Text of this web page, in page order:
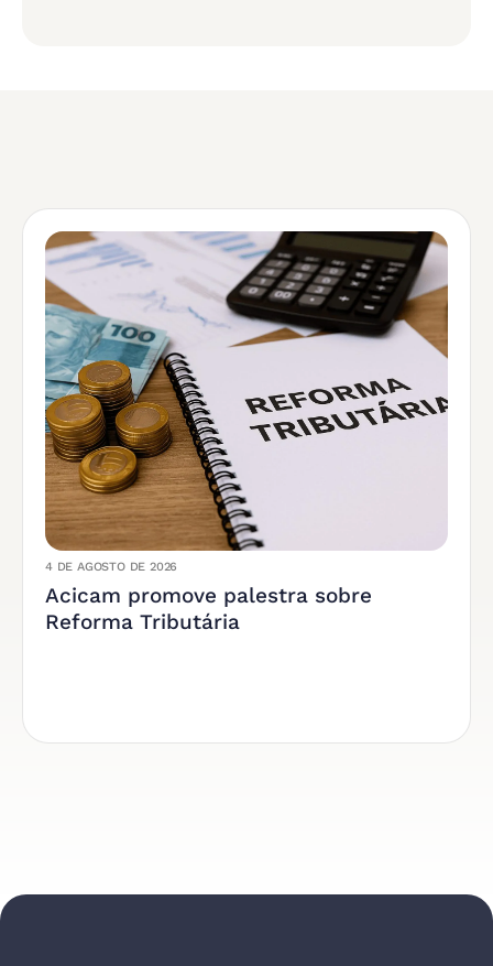
4 DE AGOSTO DE 2026
Acicam promove palestra sobre
Reforma Tributária